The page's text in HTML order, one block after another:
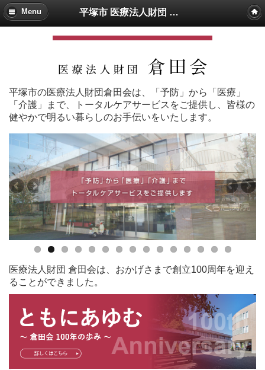
Menu 平塚市 医療法人財団 倉田会
平塚市の医療法人財団倉田会は、「予防」から「医療」
「介護」まで、トータルケアサービスをご提供し、皆様の
健やかで明るい暮らしのお手伝いをいたします。
医療法人財団 倉田会は、おかげさまで創立100周年を迎え
ることができました。